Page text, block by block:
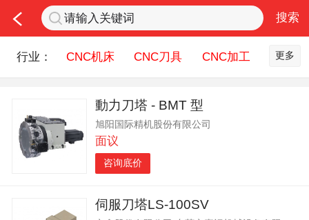
行业： CNC机床 CNC刀具
CNC加工
润滑油
机器人
测量设备
机床刀具服务
更多
動力刀塔 - BMT 型
旭阳国际精机股份有限公司
面议
咨询底价
伺服刀塔LS-100SV